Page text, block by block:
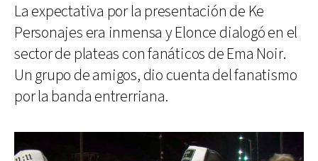
La expectativa por la presentación de Ke
Personajes era inmensa y Elonce dialogó en el
sector de plateas con fanáticos de Ema Noir.
Un grupo de amigos, dio cuenta del fanatismo
por la banda entrerriana.